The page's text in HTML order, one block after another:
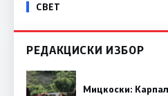
СВЕТ
РЕДАКЦИСКИ ИЗБОР
Мицкоски: